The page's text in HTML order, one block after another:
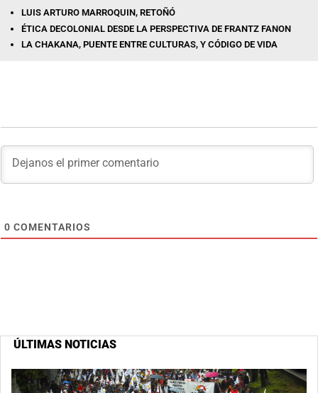
LUIS ARTURO MARROQUIN, RETOÑÓ
ÉTICA DECOLONIAL DESDE LA PERSPECTIVA DE FRANTZ FANON
LA CHAKANA, PUENTE ENTRE CULTURAS, Y CÓDIGO DE VIDA
0 COMENTARIOS
ÚLTIMAS NOTICIAS